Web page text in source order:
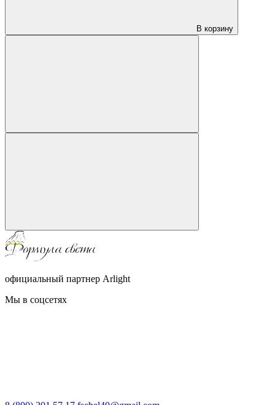
В корзину
официальный партнер Arlight
Мы в соцсетях